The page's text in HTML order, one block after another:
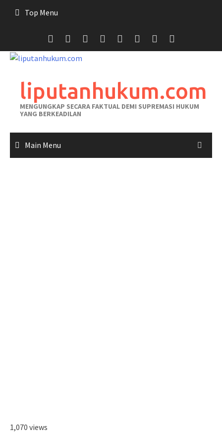
Top Menu
liputanhukum.com
MENGUNGKAP SECARA FAKTUAL DEMI SUPREMASI HUKUM
YANG BERKEADILAN
Main Menu
1,070 views